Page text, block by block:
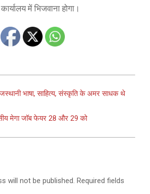
में भिजवाना होगा।
भाषा, साहित्य, संस्कृति के अमर साधक थे
मेगा जॉब फेयर 28 और 29 को
will not be published. Required fields